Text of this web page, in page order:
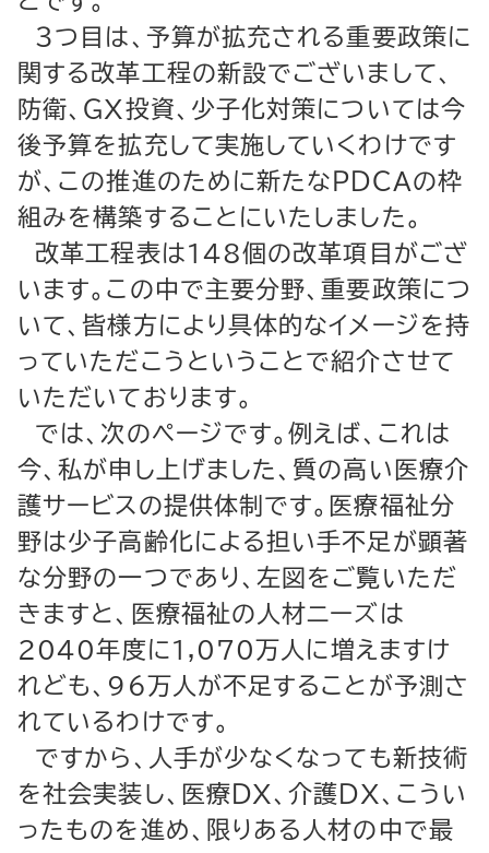
３つ目は、予算が拡充される重要政策に
関する改革工程の新設でございまして、
防衛、ＧＸ投資、少子化対策については今
後予算を拡充して実施していくわけです
が、この推進のために新たなＰＤＣＡの枠
組みを構築することにいたしました。
改革工程表は148個の改革項目がござ
います。この中で主要分野、重要政策につ
いて、皆様方により具体的なイメージを持
っていただこうということで紹介させて
いただいております。
では、次のページです。例えば、これは
今、私が申し上げました、質の高い医療介
護サービスの提供体制です。医療福祉分
野は少子高齢化による担い手不足が顕著
な分野の一つであり、左図をご覧いただ
きますと、医療福祉の人材ニーズは
2040年度に1,070万人に増えますけ
れども、96万人が不足することが予測さ
れているわけです。
ですから、人手が少なくなっても新技術
を社会実装し、医療ＤＸ、介護ＤＸ、こうい
ったものを進め、限りある人材の中で最